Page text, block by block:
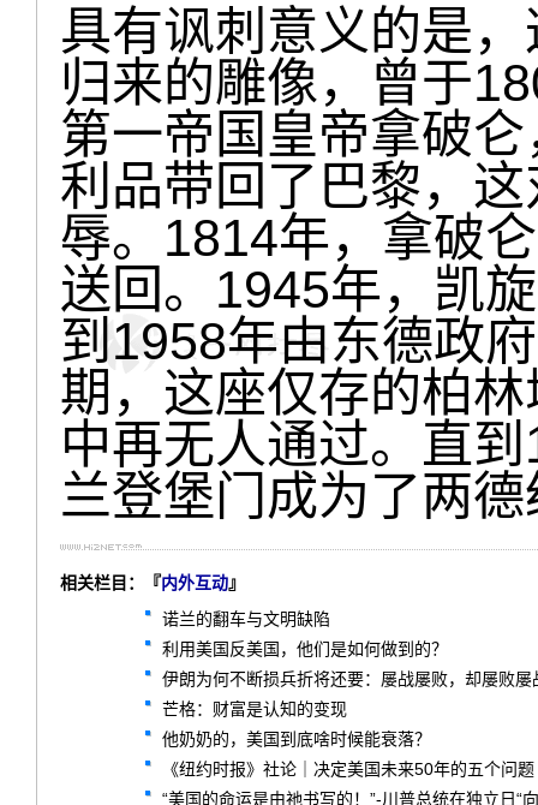
具有讽刺意义的是
归来的雕像，曾于
第一帝国皇帝拿破
利品带回了巴黎，
辱。1814年，拿破
送回。1945年，凯
到1958年由东德政
期，这座仅存的柏
中再无人通过。直
兰登堡门成为了两
相关栏目：『内外互动』
诺兰的翻车与文明缺陷
利用美国反美国，他们是如何做到的？
伊朗为何不断损兵折将还要：屡战屡败，却屡败屡
芒格：财富是认知的变现
他奶奶的，美国到底啥时候能衰落？
《纽约时报》社论｜决定美国未来50年的五个问题
“美国的命运是由祂书写的！”-川普总统在独立日“